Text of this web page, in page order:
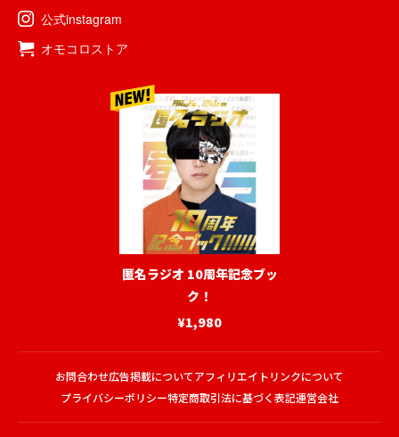
公式instagram
オモコロストア
匿名ラジオ 10周年記念ブッ
ク！
¥1,980
お問合わせ広告掲載についてアフィリエイトリンクについて
プライバシーポリシー特定商取引法に基づく表記運営会社